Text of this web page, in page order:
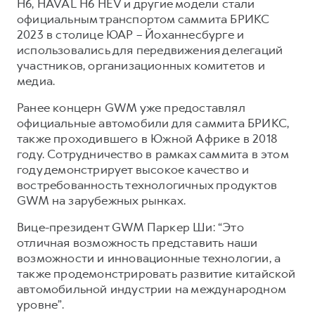
F7
от 2 899 000 ₽ от 3 599 000 ₽
POER
от 3 449 000 ₽
КОРПОРАТИВНЫМ КЛИЕНТАМ
Для малого бизнеса
Корпоративным клиентам
Крупным корпоративным клиентам
Система управления автопарком
Сервис для корпоративных клиентов
HAVAL Лизинг
АКСЕССУАРЫ HAVAL
Автомобильные аксессуары
Коллекция CITY
Коллекция Базовая
GWM Безопасность
Гарантия HAVAL
Мобильное приложение GWM
Программа «HAVAL Защита+»
Руководства по эксплуатации
Подписки
АКСЕССУАРЫ HAVAL
Автомобильные аксессуары
Коллекция CITY
Коллекция Базовая
Коллекция Детская
H6, HAVAL H6 HEV и другие модели стали
официальным транспортом саммита БРИКС
2023 в столице ЮАР – Йоханнесбурге и
использовались для передвижения делегаций
участников, организационных комитетов и
медиа.
Ранее концерн GWM уже предоставлял
официальные автомобили для саммита БРИКС,
также проходившего в Южной Африке в 2018
году. Сотрудничество в рамках саммита в этом
году демонстрирует высокое качество и
востребованность технологичных продуктов
GWM на зарубежных рынках.
Вице-президент GWM Паркер Ши: “Это
отличная возможность представить наши
возможности и инновационные технологии, а
также продемонстрировать развитие китайской
автомобильной индустрии на международном
уровне”.